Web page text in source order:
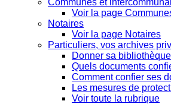
Communes et
Voir la page
Notaires
Voir la page Notaires
Particuliers, vos archives
Donner sa bibliothèque
Quels documents
Comment confier ses
Les mesures de
Voir toute la rubrique